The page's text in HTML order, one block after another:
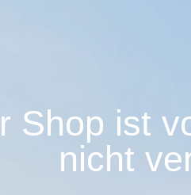
Shop ist
nicht